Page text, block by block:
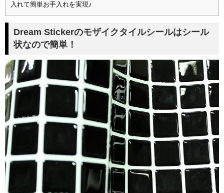
入れて簡単お手入れを実現♪
Dream Stickerのモザイクタイルシールはシール
状なので簡単！